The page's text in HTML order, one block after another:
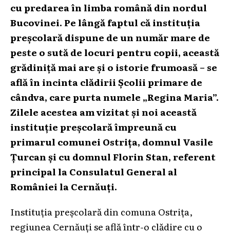
cu predarea în limba română din nordul
Bucovinei. Pe lângă faptul că instituția
preșcolară dispune de un număr mare de
peste o sută de locuri pentru copii, această
grădiniță mai are și o istorie frumoasă – se
află în incinta clădirii Școlii primare de
cândva, care purta numele „Regina Maria”.
Zilele acestea am vizitat și noi această
instituție preșcolară împreună cu
primarul comunei Ostrița, domnul Vasile
Țurcan și cu domnul Florin Stan, referent
principal la Consulatul General al
României la Cernăuți.
Instituția preșcolară din comuna Ostrița,
regiunea Cernăuți se află într-o clădire cu o